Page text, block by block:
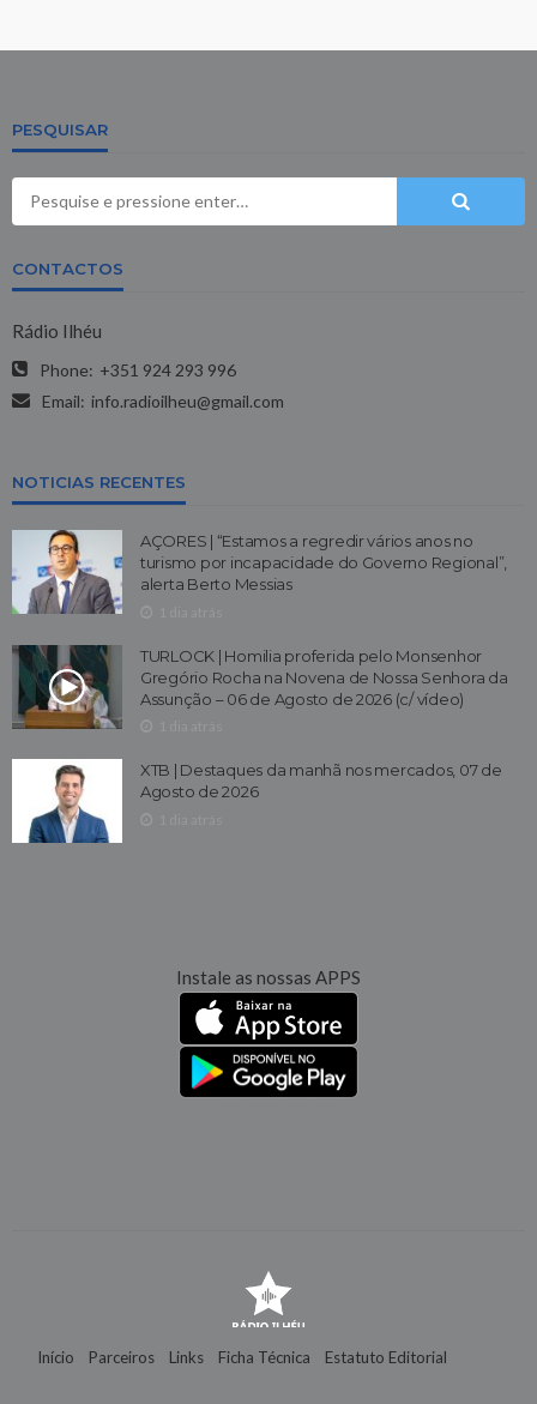
PESQUISAR
CONTACTOS
Rádio Ilhéu
Phone: +351 924 293 996
Email: info.radioilheu@gmail.com
NOTICIAS RECENTES
AÇORES | “Estamos a regredir vários anos no
turismo por incapacidade do Governo Regional”,
alerta Berto Messias
TURLOCK | Homilia proferida pelo Monsenhor
Gregório Rocha na Novena de Nossa Senhora da
Assunção – 06 de Agosto de 2026 (c/ vídeo)
XTB | Destaques da manhã nos mercados, 07 de
Agosto de 2026
Instale as nossas APPS
Início Parceiros Links Ficha Técnica Estatuto Editorial